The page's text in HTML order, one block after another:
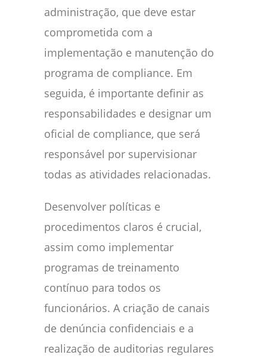
administração, que deve estar
comprometida com a
implementação e manutenção do
programa de compliance. Em
seguida, é importante definir as
responsabilidades e designar um
oficial de compliance, que será
responsável por supervisionar
todas as atividades relacionadas.
Desenvolver políticas e
procedimentos claros é crucial,
assim como implementar
programas de treinamento
contínuo para todos os
funcionários. A criação de canais
de denúncia confidenciais e a
realização de auditorias regulares